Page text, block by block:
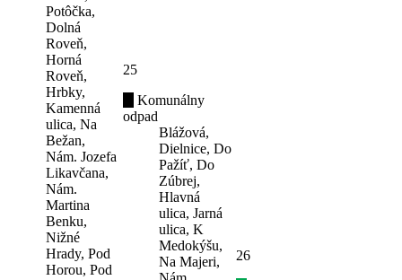
Potôčka,
Dolná
Roveň,
Horná
Roveň,
Hrbky,
Kamenná
ulica, Na
Bežan,
Nám. Jozefa
Likavčana,
Nám.
Martina
Benku,
Nižné
Hrady, Pod
Horou, Pod
25
Komunálny
odpad
Blážová,
Dielnice, Do
Pažíť, Do
Zúbrej,
Hlavná
ulica, Jarná
ulica, K
Medokýšu,
Na Majeri,
26